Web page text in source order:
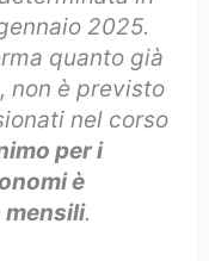
2025.
quanto già
non è previsto
nel corso
per i
è
.